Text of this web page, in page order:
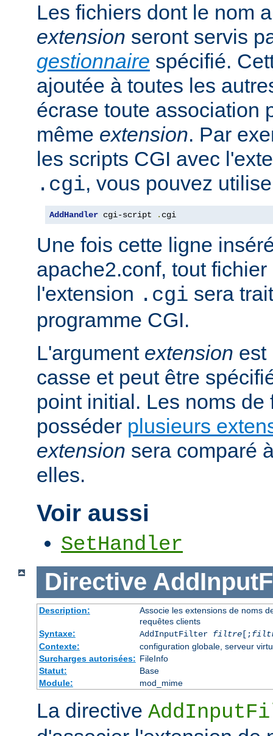
Les fichiers dont le nom
extension seront servis
gestionnaire spécifié.
ajoutée à toutes les
écrase toute association
même extension. Par
les scripts CGI avec
.cgi, vous pouvez
AddHandler cgi-script . cgi
Une fois cette ligne
apache2.conf, tout
l'extension .cgi sera
programme CGI.
L'argument extension est
casse et peut être
point initial. Les noms de
posséder plusieurs
extension sera comparé
elles.
Voir aussi
SetHandler
Directive
Description:
Associe les extensions de noms
requêtes clients
Syntaxe:
AddInputFilter filtre[;
Contexte:
configuration globale, serveur
Surcharges autorisées: FileInfo
Statut:
Base
Module:
mod_mime
La directive